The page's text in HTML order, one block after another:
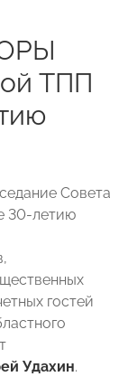
ТПП
Совета
30-летию
гостей
Удахин.